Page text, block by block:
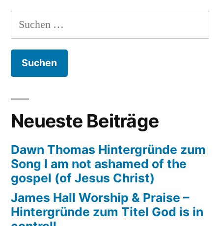
Suchen
nach:
Neueste Beiträge
Dawn Thomas Hintergründe zum
Song I am not ashamed of the
gospel (of Jesus Christ)
James Hall Worship & Praise –
Hintergründe zum Titel God is in